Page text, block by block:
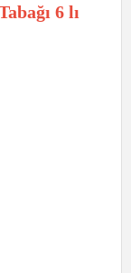
6 lı